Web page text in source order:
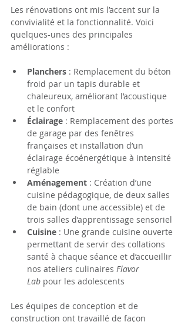
Les rénovations ont mis l’accent sur la
convivialité et la fonctionnalité. Voici
quelques-unes des principales
améliorations :
Planchers : Remplacement du béton
froid par un tapis durable et
chaleureux, améliorant l’acoustique
et le confort
Éclairage : Remplacement des portes
de garage par des fenêtres
françaises et installation d’un
éclairage écoénergétique à intensité
réglable
Aménagement : Création d’une
cuisine pédagogique, de deux salles
de bain (dont une accessible) et de
trois salles d’apprentissage sensoriel
Cuisine : Une grande cuisine ouverte
permettant de servir des collations
santé à chaque séance et d’accueillir
nos ateliers culinaires Flavor
Lab pour les adolescents
Les équipes de conception et de
construction ont travaillé de façon